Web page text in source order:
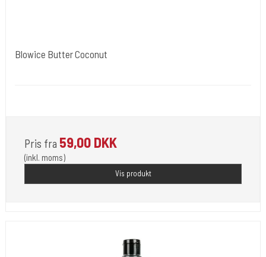
Blowice Butter Coconut
Pris fra 59,00 DKK
(inkl. moms)
Vis produkt